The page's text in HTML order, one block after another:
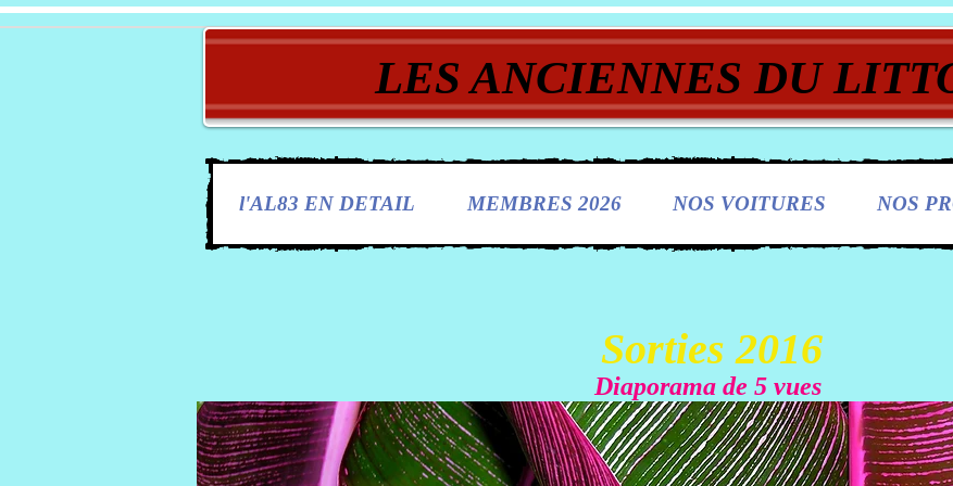
LES ANCIENNES DU
l'AL83 EN DETAIL MEMBRES 2026 NOS VOITURES NOS
Sorties 2016
Diaporama de 5 vues